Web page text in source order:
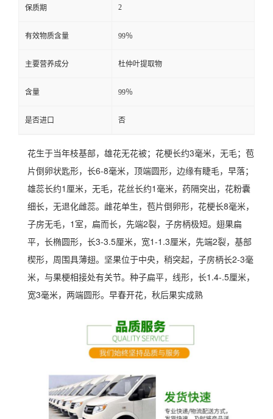
保质期 2
有效物质含量 99％
主要营养成分 杜仲叶提取物
含量 99％
是否进口 否
花生于当年枝基部，雄花无花被；花梗长约3毫米，无毛；苞
片倒卵状匙形，长6-8毫米，顶端圆形，边缘有睫毛，早落；
雄蕊长约1厘米，无毛，花丝长约1毫米，药隔突出，花粉囊
细长，无退化雌蕊。雌花单生，苞片倒卵形，花梗长8毫米，
子房无毛，1室，扁而长，先端2裂，子房柄极短。翅果扁
平，长椭圆形，长3-3.5厘米，宽1-1.3厘米，先端2裂，基部
楔形，周围具薄翅。 坚果位于中央，稍突起，子房柄长2-3毫
米，与果梗相接处有关节。种子扁平，线形，长1.4-.5厘米，
宽3毫米，两端圆形。早春开花，秋后果实成熟